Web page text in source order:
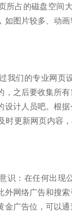
所占的磁盘空间
如图片较多、动
我们的专业网页
，之后要收集所
设计人员吧。根
时更新网页内容
识：在任何出现
外网络广告和搜
金广告位，可以